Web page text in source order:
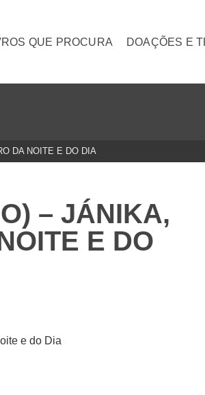
QUE PROCURA DOAÇÕES E
DA NOITE E DO DIA
– JÁNIKA,
E DO
e do Dia